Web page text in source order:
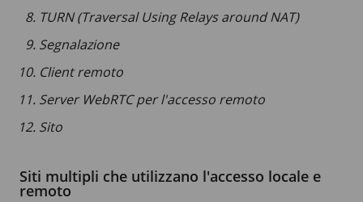
TURN (Traversal Using Relays around NAT)
Segnalazione
Client remoto
Server WebRTC per l'accesso remoto
Sito
Siti multipli che utilizzano l'accesso locale e
remoto